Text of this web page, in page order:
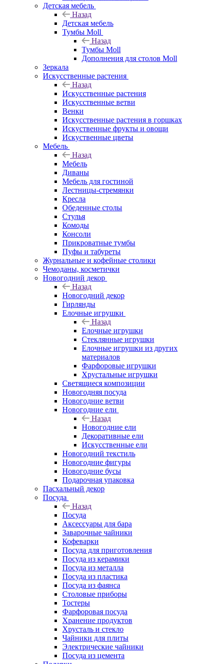
Детская мебель
Назад
Детская мебель
Тумбы Moll
Назад
Тумбы Moll
Дополнения для столов Moll
Зеркала
Искусственные растения
Назад
Искусственные растения
Искусственные ветви
Венки
Искусственные растения в горшках
Искуственные фрукты и овощи
Искуственные цветы
Мебель
Назад
Мебель
Диваны
Мебель для гостиной
Лестницы-стремянки
Кресла
Обеденные столы
Стулья
Комоды
Консоли
Прикроватные тумбы
Пуфы и табуреты
Журнальные и кофейные столики
Чемоданы, косметички
Новогодний декор
Назад
Новогодний декор
Гирлянды
Елочные игрушки
Назад
Елочные игрушки
Стеклянные игрушки
Елочные игрушки из других
материалов
Фарфоровые игрушки
Хрустальные игрушки
Светящиеся композиции
Новогодняя посуда
Новогодние ветви
Новогодние ели
Назад
Новогодние ели
Декоративные ели
Искусственные ели
Новогодний текстиль
Новогодние фигуры
Новогодние бусы
Подарочная упаковка
Пасхальный декор
Посуда
Назад
Посуда
Аксессуары для бара
Заварочные чайники
Кофеварки
Посуда для приготовления
Посуда из керамики
Посуда из металла
Посуда из пластика
Посуда из фаянса
Столовые приборы
Тостеры
Фарфоровая посуда
Хранение продуктов
Хрусталь и стекло
Чайники для плиты
Электрические чайники
Посуда из цемента